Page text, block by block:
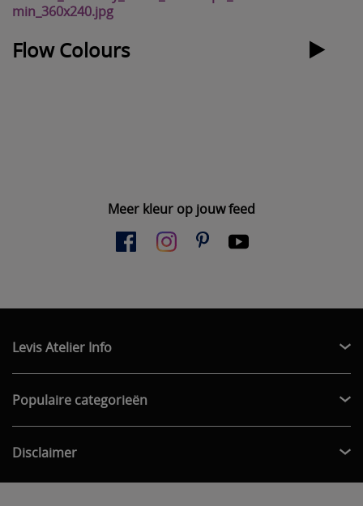
Flow Colours
Meer kleur op jouw feed
Levis Atelier Info
Populaire categorieën
Disclaimer